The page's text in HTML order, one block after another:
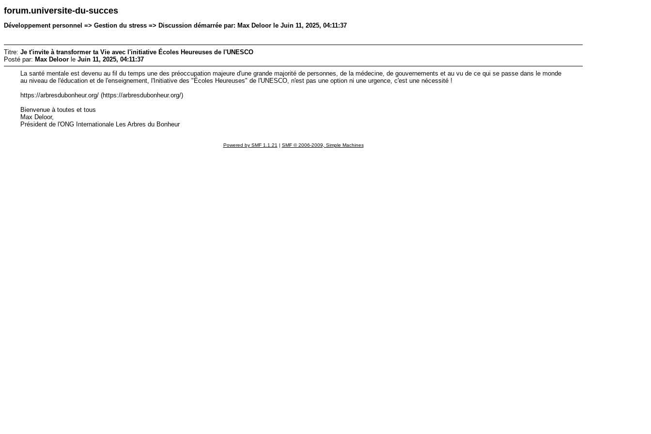
forum.universite-du-succes
Développement personnel => Gestion du stress => Discussion démarrée par: Max Deloor le Juin 11, 2025, 04:11:37
Titre: Je t'invite à transformer ta Vie avec l'initiative Écoles Heureuses de l'UNESCO
Posté par: Max Deloor le Juin 11, 2025, 04:11:37
La santé mentale est devenu au fil du temps une des préoccupation majeure d'une grande majorité de personnes, de la médecine, de gouvernements et au vu de ce qui se passe dans le monde
au niveau de l'éducation et de l'enseignement, l'Initiative des "Écoles Heureuses" de l'UNESCO, n'est pas une option ni une urgence, c'est une nécessité !
https://arbresdubonheur.org/ (https://arbresdubonheur.org/)
Bienvenue à toutes et tous
Max Deloor,
Président de l'ONG Internationale Les Arbres du Bonheur
Powered by SMF 1.1.21 | SMF © 2006-2009, Simple Machines